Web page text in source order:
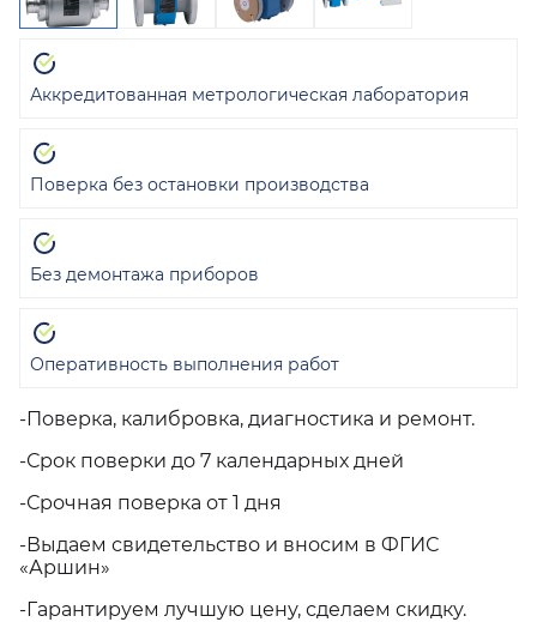
-Поверка, калибровка, диагностика и ремонт.
-Срок поверки до 7 календарных дней
-Срочная поверка от 1 дня
-Выдаем свидетельство и вносим в ФГИС
«Аршин»
-Гарантируем лучшую цену, сделаем скидку.
Аккредитованная метрологическая лаборатория
Поверка без остановки производства
Без демонтажа приборов
Оперативность выполнения работ